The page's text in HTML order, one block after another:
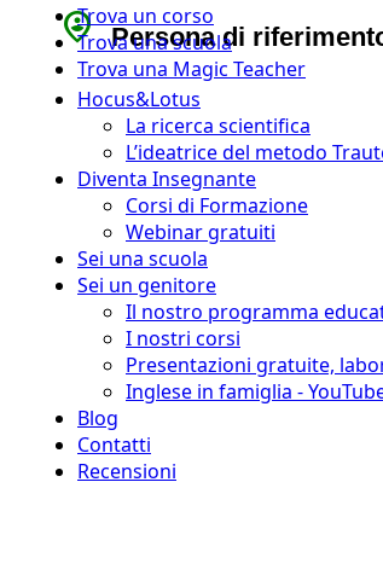
Trova un corso
Trova una scuola
Trova una Magic Teacher
Hocus&Lotus
La ricerca scientifica
L’ideatrice del metodo
Diventa Insegnante
Corsi di Formazione
Webinar gratuiti
Sei una scuola
Sei un genitore
Il nostro programma
I nostri corsi
Presentazioni gratuite,
Inglese in famiglia -
Blog
Contatti
Recensioni
person_pin_circle Persona di